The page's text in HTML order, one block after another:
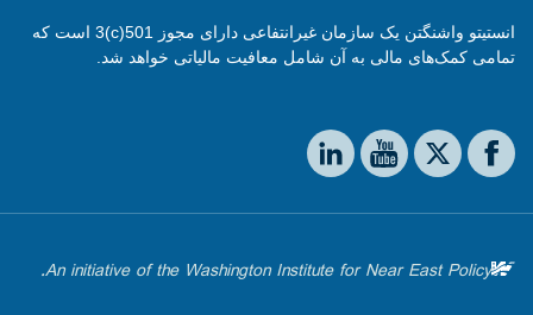
انستیتو واشنگتن یک سازمان غیرانتفاعی دارای مجوز 501(c)3 است که
تمامی کمک‌های مالی به آن شامل معافیت مالیاتی خواهد شد.
Social media
The Washington Institute on Facebook
The Washington Institute on X
The Washington Institute on YouTube
The Washington Institute on LinkedIn
An initiative of the Washington Institute for Near East Policy.